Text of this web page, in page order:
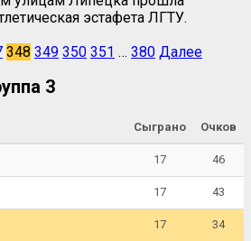
эстафета ЛГТУ.
348 349 350 351 … 380 Далее
3
Сыграно Очков
17 46
17 43
17 34